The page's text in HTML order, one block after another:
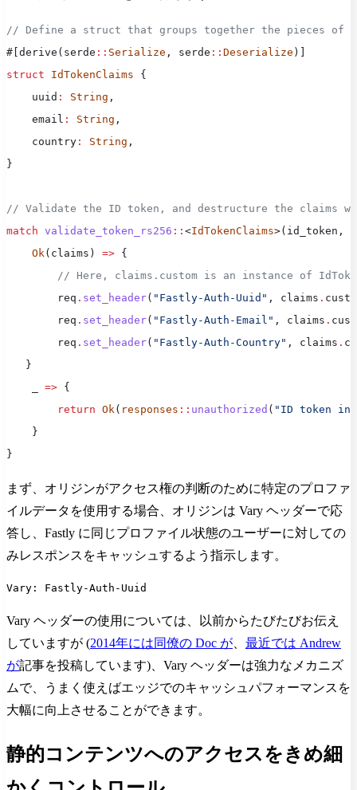
// Define a struct that groups together the pieces of
#[derive(serde :: Serialize , serde :: Deserialize )]
struct IdTokenClaims {
uuid : String ,
email : String ,
country : String ,
}
// Validate the ID token, and destructure the claims
match validate_token_rs256 :: <IdTokenClaims>(id_token,
Ok(claims) => {
// Here, claims.custom is an instance of
req . set_header( "Fastly-Auth-Uuid" , claims .
req . set_header( "Fastly-Auth-Email" , claims .
req . set_header( "Fastly-Auth-Country" , claims .
}
=> {
return Ok( responses :: unauthorized ( "ID token
}
}
まず、オリジンがアクセス権の判断のために特定のプロファ
イルデータを使用する場合、オリジンは Vary ヘッダーで応
答し、Fastly に同じプロファイル状態のユーザーに対しての
みレスポンスをキャッシュするよう指示します。
Vary: Fastly-Auth-Uuid
Vary ヘッダーの使用については、以前からたびたびお伝え
していますが (2014年には同僚の Doc が
最近では Andrew
が記事を投稿しています)、Vary ヘッダーは強力なメカニズ
ムで、うまく使えばエッジでのキャッシュパフォーマンスを
大幅に向上させることができます。
静的コンテンツへのアクセスをきめ細